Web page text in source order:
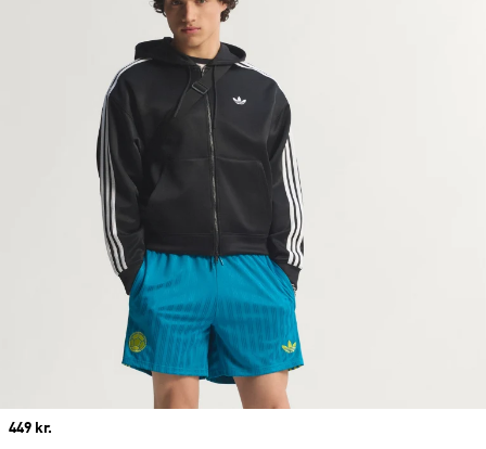
Price
449 kr.